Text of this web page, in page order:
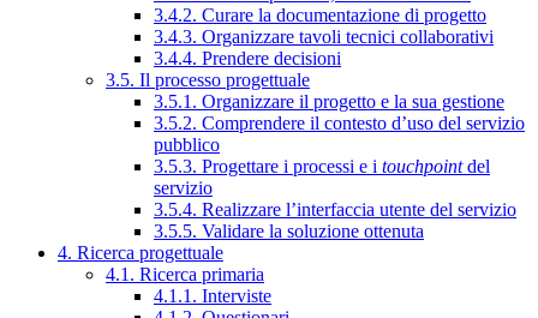
3.4.2. Curare la documentazione di progetto
3.4.3. Organizzare tavoli tecnici collaborativi
3.4.4. Prendere decisioni
3.5. Il processo progettuale
3.5.1. Organizzare il progetto e la sua gestione
3.5.2. Comprendere il contesto d’uso del servizio
pubblico
3.5.3. Progettare i processi e i touchpointdel
servizio
3.5.4. Realizzare l’interfaccia utente del servizio
3.5.5. Validare la soluzione ottenuta
4. Ricerca progettuale
4.1. Ricerca primaria
4.1.1. Interviste